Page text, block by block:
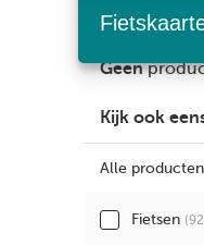
Geen
Kijk ook
Alle producten
Fietsen